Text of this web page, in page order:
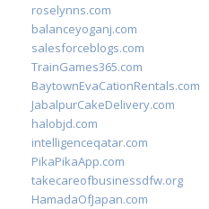
roselynns.com
balanceyoganj.com
salesforceblogs.com
TrainGames365.com
BaytownEvaCationRentals.com
JabalpurCakeDelivery.com
halobjd.com
intelligenceqatar.com
PikaPikaApp.com
takecareofbusinessdfw.org
HamadaOfJapan.com